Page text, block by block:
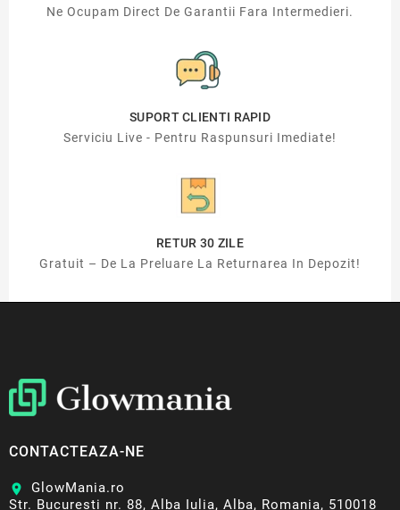
Ne Ocupam Direct De Garantii Fara Intermedieri.
SUPORT CLIENTI RAPID
Serviciu Live - Pentru Raspunsuri Imediate!
RETUR 30 ZILE
Gratuit – De La Preluare La Returnarea In Depozit!
CONTACTEAZA-NE
location_on
GlowMania.ro
Str. Bucuresti nr. 88, Alba Iulia, Alba, Romania, 510018